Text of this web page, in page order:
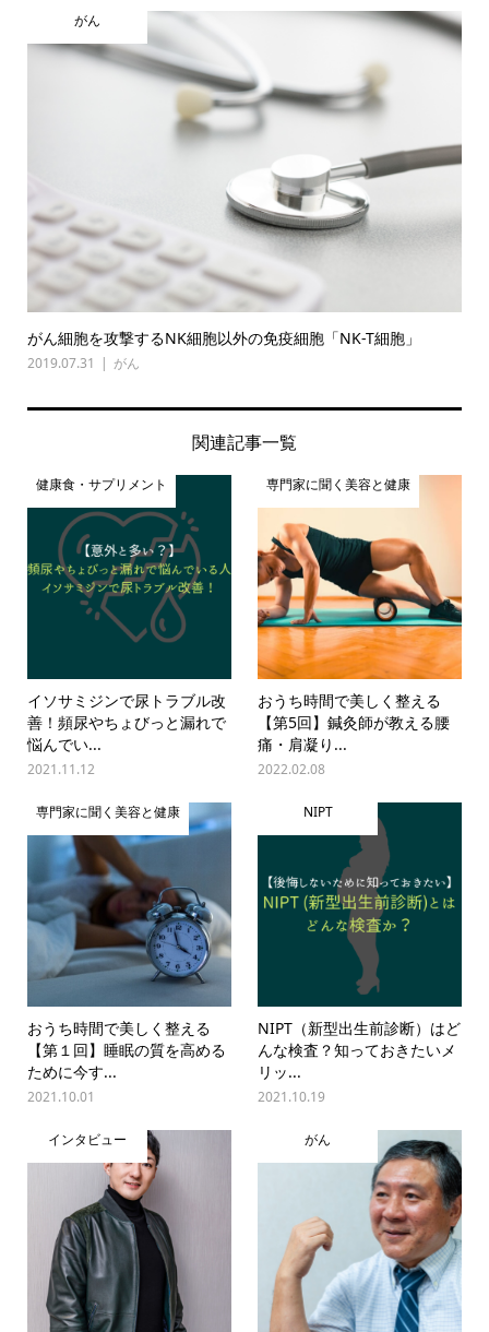
がん
がん細胞を攻撃するNK細胞以外の免疫細胞「NK-T細胞」
2019.07.31 がん
関連記事一覧
健康食・サプリメント
イソサミジンで尿トラブル改
善！頻尿やちょびっと漏れで
悩んでい...
2021.11.12
専門家に聞く美容と健康
おうち時間で美しく整える
【第5回】鍼灸師が教える腰
痛・肩凝り...
2022.02.08
専門家に聞く美容と健康
おうち時間で美しく整える
【第１回】睡眠の質を高める
ために今す...
2021.10.01
NIPT
NIPT（新型出生前診断）はど
んな検査？知っておきたいメ
リッ...
2021.10.19
インタビュー がん